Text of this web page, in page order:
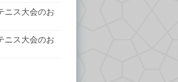
ニス大会のお
ニス大会のお